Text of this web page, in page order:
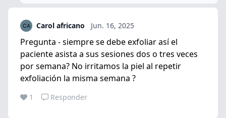
Carol africano Jun. 16, 2025
Pregunta - siempre se debe exfoliar así el
paciente asista a sus sesiones dos o tres veces
por semana? No irritamos la piel al repetir
exfoliación la misma semana ?
1 Responder